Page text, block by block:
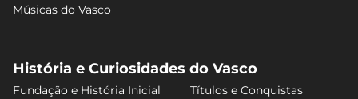
Músicas do Vasco
História e Curiosidades do Vasco
Fundação e História Inicial
Títulos e Conquistas